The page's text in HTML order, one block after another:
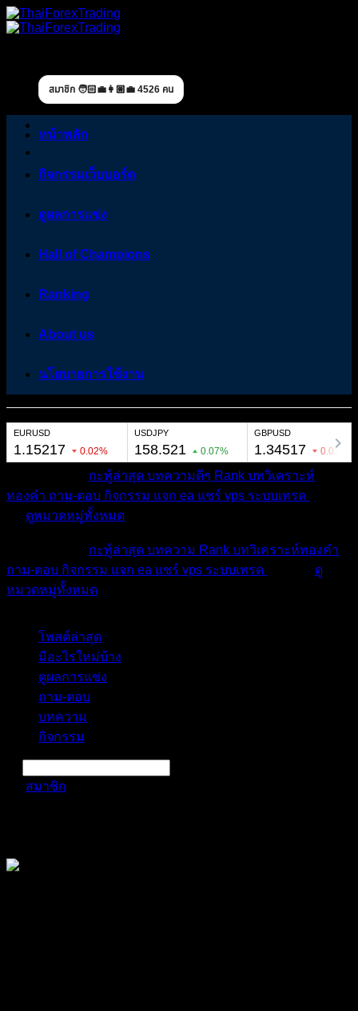
Skip
to
สมาชิก 🧑🏻‍💼👩🏼‍💼 4526 คน
หน้าหลัก
กิจกรรมเว็บบอร์ด
ดูผลการแข่ง
Hall of Champions
Ranking
About us
นโยบายการใช้งาน
กะทู้ล่าสุด บทความดีๆ Rank บทวิเคราะห์
ทองคำ ถาม-ตอบ กิจกรรม แจก ea แชร์ vps ระบบเทรด
ดูหมวดหมู่ทั้งหมด
กะทู้ล่าสุด บทความ Rank บทวิเคราะห์ทองคำ
ถาม-ตอบ กิจกรรม แจก ea แชร์ vps ระบบเทรด
ดู
หมวดหมู่ทั้งหมด
โพสต์ล่าสุด
มีอะไรใหม่บ้าง
ดูผลการแข่ง
ถาม-ตอบ
บทความ
กิจกรรม
สมาชิก